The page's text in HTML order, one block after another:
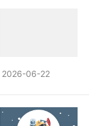
2026-06-22